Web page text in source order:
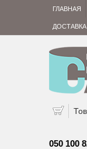
ГЛАВНАЯ
ДОСТАВКА
050 100